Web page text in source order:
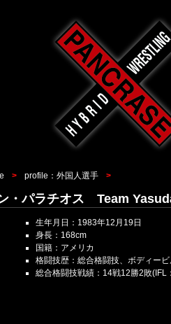
profile：外国人選手
・パラチオス Team
生年月日：1983年12月19日
身長：168cm
国籍：アメリカ
格闘技歴：総合格闘技、ボディー
総合格闘技戦績：14戦12勝2敗(IFL